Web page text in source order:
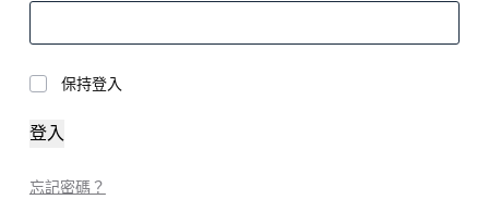
保持登入
登入
忘記密碼？